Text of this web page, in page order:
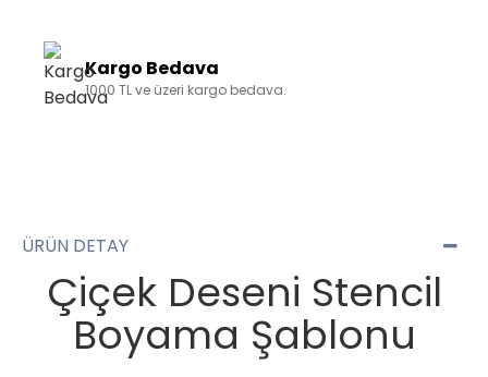
Kargo Bedava
1000 TL ve üzeri kargo bedava.
ÜRÜN DETAY
Çiçek Deseni Stencil
Boyama Şablonu